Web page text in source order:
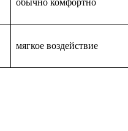
обычно комфортно
мягкое воздействие